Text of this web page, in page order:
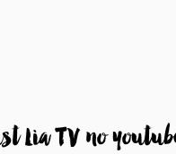
Lia TV no